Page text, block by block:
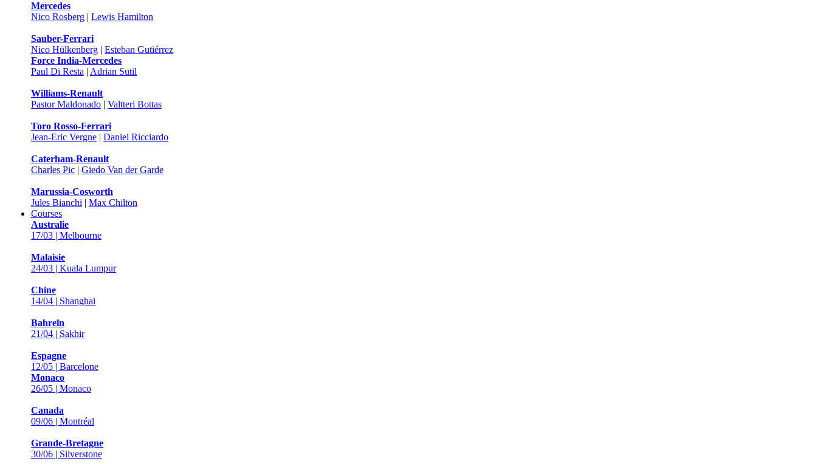
Mercedes
Nico Rosberg | Lewis Hamilton
Sauber-Ferrari
Nico Hülkenberg | Esteban Gutiérrez
Force India-Mercedes
Paul Di Resta | Adrian Sutil
Williams-Renault
Pastor Maldonado | Valtteri Bottas
Toro Rosso-Ferrari
Jean-Eric Vergne | Daniel Ricciardo
Caterham-Renault
Charles Pic | Giedo Van der Garde
Marussia-Cosworth
Jules Bianchi | Max Chilton
Courses
Australie
17/03 | Melbourne
Malaisie
24/03 | Kuala Lumpur
Chine
14/04 | Shanghai
Bahreïn
21/04 | Sakhir
Espagne
12/05 | Barcelone
Monaco
26/05 | Monaco
Canada
09/06 | Montréal
Grande-Bretagne
30/06 | Silverstone